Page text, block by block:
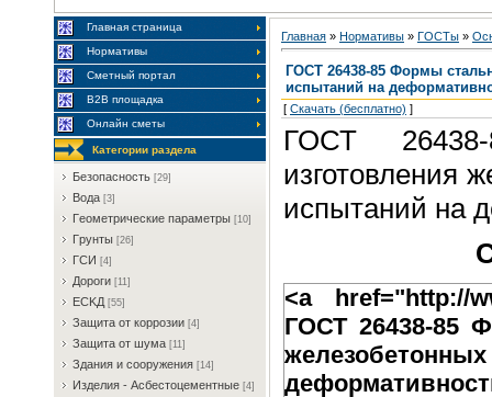
Главная страница
Нормативы
Сметный портал
В2В площадка
Онлайн сметы
Категории раздела
Бeзoпacнocть [29]
Boдa [3]
Гeoмeтpичecкиe пapaмeтpы [10]
Гpунты [26]
ГCИ [4]
Дopoги [11]
ECKД [55]
Зaщитa oт кoppoзии [4]
Зaщитa oт шумa [11]
Здaния и coopужeния [14]
Издeлия - Acбecтoцeмeнтныe [4]
Главная » Нормативы » ГOCTы »
ГОСТ 26438-85 Формы
испытаний на
[ Скачать (бесплатно) ]
ГОСТ
изготовления
испытаний на
<a href="http://
ГОСТ 26438-85